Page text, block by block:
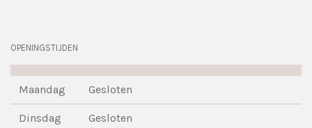
OPENINGSTIJDEN
Maandag Gesloten
Dinsdag Gesloten